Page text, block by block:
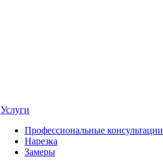
Услуги
Профессиональные консультации
Нарезка
Замеры